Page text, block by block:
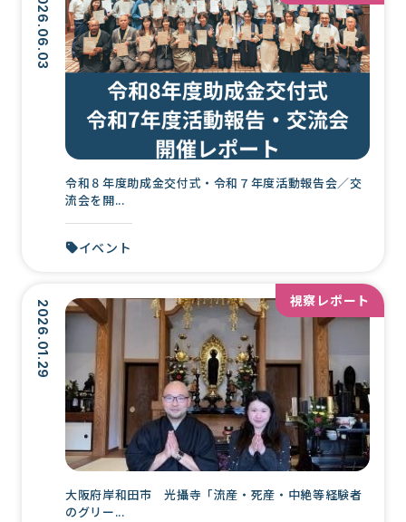
2026.06.03
令和８年度助成金交付式・令和７年度活動報告会／交
流会を開...
イベント
2026.01.29 視察レポート
大阪府岸和田市 光攝寺「流産・死産・中絶等経験者
のグリー...